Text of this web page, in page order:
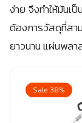
ง่าย จึงทำให้มันเ
ต้องการวัสดุที่สา
ยาวนาน แผ่นพลา
Sale 38%